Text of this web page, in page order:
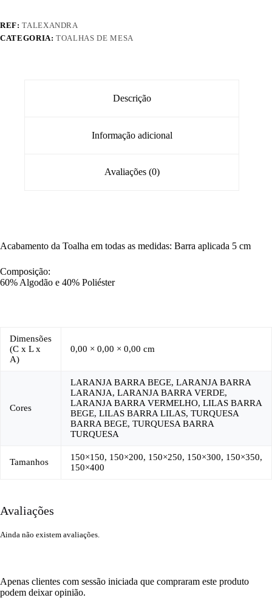
REF:TALEXANDRA
CATEGORIA:TOALHAS DE MESA
Descrição
Informação adicional
Avaliações (0)
Acabamento da Toalha em todas as medidas: Barra aplicada 5 cm
Composição:
60% Algodão e 40% Poliéster
Dimensões
(C x L x
A)
0,00 × 0,00 × 0,00 cm
Cores
LARANJA BARRA BEGE, LARANJA BARRA
LARANJA, LARANJA BARRA VERDE,
LARANJA BARRA VERMELHO, LILAS BARRA
BEGE, LILAS BARRA LILAS, TURQUESA
BARRA BEGE, TURQUESA BARRA
TURQUESA
Tamanhos
150×150, 150×200, 150×250, 150×300, 150×350,
150×400
Avaliações
Ainda não existem avaliações.
Apenas clientes com sessão iniciada que compraram este produto
podem deixar opinião.